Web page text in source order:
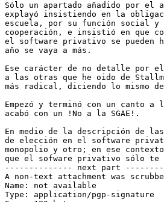
Sólo un apartado añadido por
explayó insistiendo en la
escuela, por su función social y
cooperación, e insistió en que
el software privativo se pueden
año se vaya a más.
Ese carácter de no detalle por
a las otras que he oido de
más radical, diciendo lo mismo
Empezó y terminó con un canto
acabó con un !No a la SGAE!.
En medio de la descripción de
de elección en el software
monopolio y otro; en ese
que el sofware privativo sólo
-------------- next part
A non-text attachment was
Name: not available
Type: application/pgp-signature